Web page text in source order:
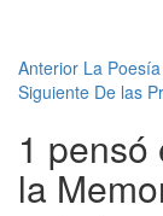
de
entradas
Anterior La
Siguiente De las
1 pensó
la